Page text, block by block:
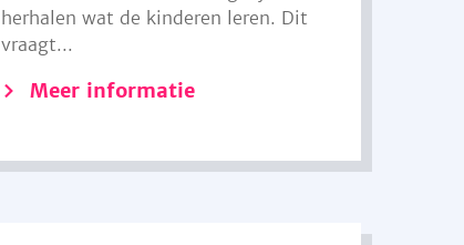
herhalen wat de kinderen leren. Dit
vraagt...
Meer informatie